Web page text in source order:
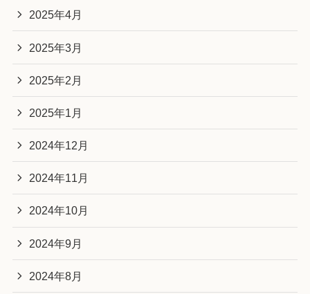
2025年4月
2025年3月
2025年2月
2025年1月
2024年12月
2024年11月
2024年10月
2024年9月
2024年8月